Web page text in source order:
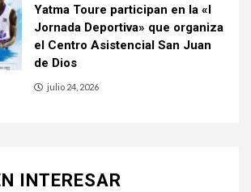
Yatma Toure participan en la «I
Jornada Deportiva» que organiza
el Centro Asistencial San Juan
de Dios
julio 24, 2026
INTERESAR